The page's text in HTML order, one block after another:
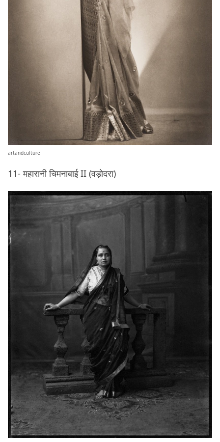
artandculture
11- महारानी चिमनाबाई II (वड़ोदरा)